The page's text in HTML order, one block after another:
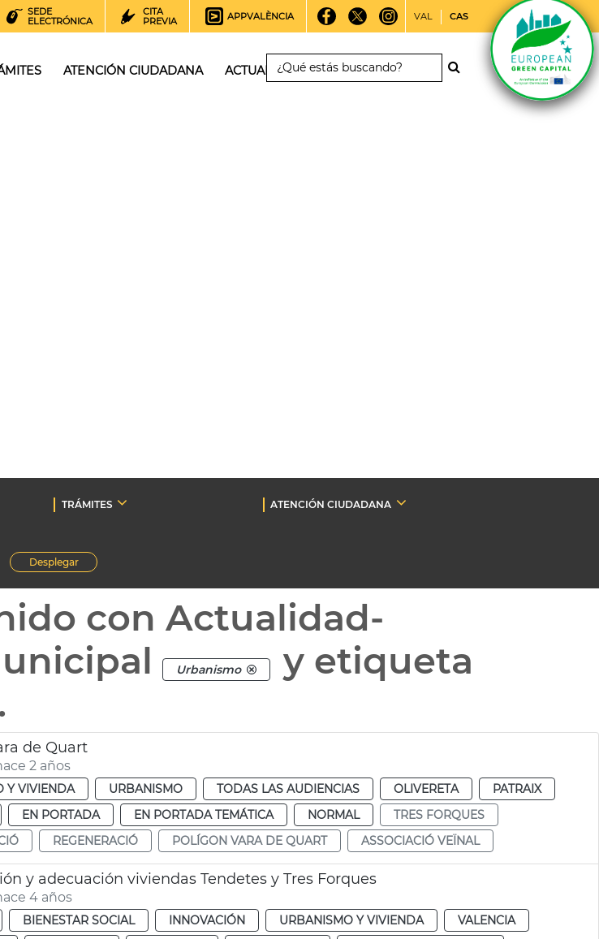
SEDE
ELECTRÓNICA
CITA
PREVIA
APPVALÈNCIA VAL CAS
ATENCIÓN CIUDADANA ACTUALIDAD
TRÁMITES
ATENCIÓN CIUDADANA
Desplegar
con Actualidad-
Urbanismo y etiqueta
de Quart
2 años
Y VIVIENDA URBANISMO TODAS LAS AUDIENCIAS OLIVERETA
PATRAIX
EN PORTADA EN PORTADA TEMÁTICA NORMAL
TRES FORQUES
REGENERACIÓ POLÍGON VARA DE QUART ASSOCIACIÓ VEÏNAL
y adecuación viviendas Tendetes y Tres Forques
4 años
BIENESTAR SOCIAL INNOVACIÓN URBANISMO Y VIVIENDA
VALENCIA